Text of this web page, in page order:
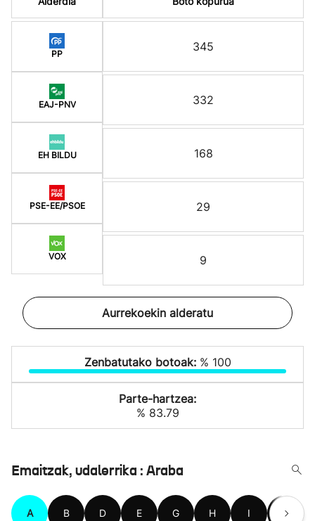
PP
EAJ-PNV
EH BILDU
PSE-EE/PSOE
VOX
345
332
168
29
9
Aurrekoekin alderatu
Zenbatutako botoak: % 100
Parte-hartzea:
% 83.79
Emaitzak, udalerrika : Araba
A B D E G H I K